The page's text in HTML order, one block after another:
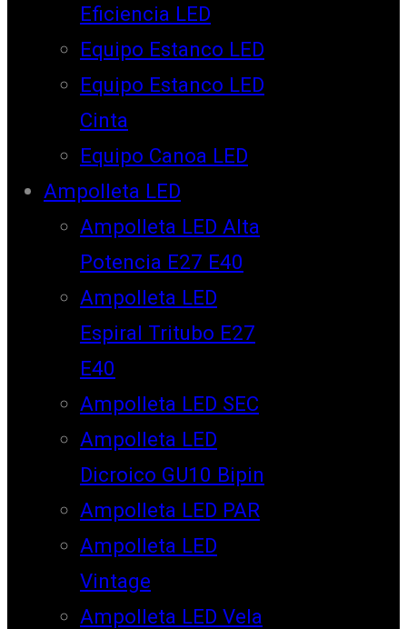
Eficiencia LED
Equipo Estanco LED
Equipo Estanco LED
Cinta
Equipo Canoa LED
Ampolleta LED
Ampolleta LED Alta
Potencia E27 E40
Ampolleta LED
Espiral Tritubo E27
E40
Ampolleta LED SEC
Ampolleta LED
Dicroico GU10 Bipin
Ampolleta LED PAR
Ampolleta LED
Vintage
Ampolleta LED Vela